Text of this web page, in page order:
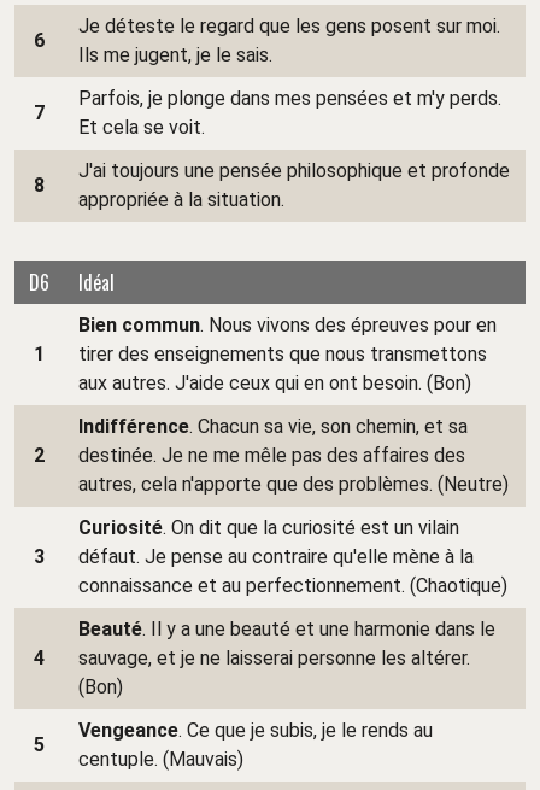
6
Je déteste le regard que les gens posent sur moi.
Ils me jugent, je le sais.
7
Parfois, je plonge dans mes pensées et m'y perds.
Et cela se voit.
8
J'ai toujours une pensée philosophique et profonde
appropriée à la situation.
D6 Idéal
1
Bien commun. Nous vivons des épreuves pour en
tirer des enseignements que nous transmettons
aux autres. J'aide ceux qui en ont besoin. (Bon)
2
Indifférence. Chacun sa vie, son chemin, et sa
destinée. Je ne me mêle pas des affaires des
autres, cela n'apporte que des problèmes. (Neutre)
3
Curiosité. On dit que la curiosité est un vilain
défaut. Je pense au contraire qu'elle mène à la
connaissance et au perfectionnement. (Chaotique)
4
Beauté. Il y a une beauté et une harmonie dans le
sauvage, et je ne laisserai personne les altérer.
(Bon)
5
Vengeance. Ce que je subis, je le rends au
centuple. (Mauvais)